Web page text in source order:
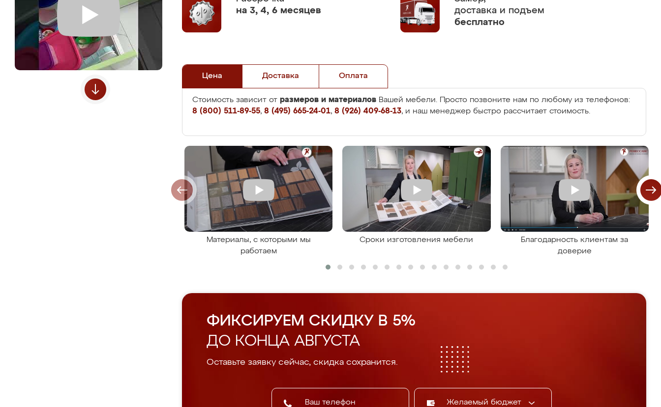
на 3, 4, 6 месяцев
доставка и подъем
бесплатно
Цена Доставка Оплата
Стоимость зависит от размеров и материалов Вашей мебели. Просто позвоните нам по любому из телефонов:
8 (800) 511-89-55, 8 (495) 665-24-01, 8 (926) 409-68-13, и наш менеджер быстро рассчитает стоимость.
Материалы, с которыми мы
работаем
Сроки изготовления мебели
Благодарность клиентам за
доверие
ФИКСИРУЕМ СКИДКУ В 5%
ДО КОНЦА АВГУСТА
Оставьте заявку сейчас, скидка сохранится.
Желаемый бюджет